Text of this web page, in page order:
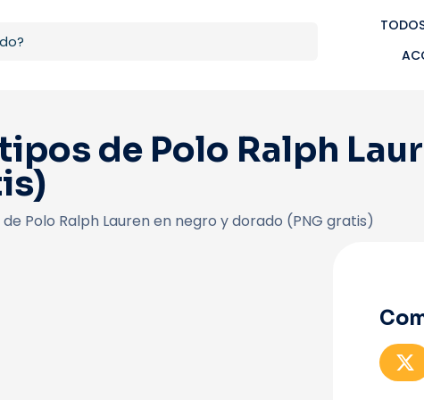
de Polo Ralph
Polo Ralph Lauren en negro y dorado (PNG gratis)